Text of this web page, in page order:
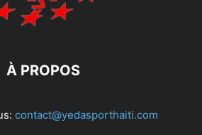
À PROPOS
contact@yedasporthaiti.com